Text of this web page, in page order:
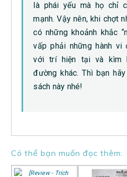
là phái yếu mà họ chỉ
mạnh. Vậy nên, khi chợt
có những khoảnh khắc
vấp phải những hành vi
với trí hiện tại và kìm
đường khác. Thì bạn
sách này nhé!
Có thể bạn muốn đọc thêm: